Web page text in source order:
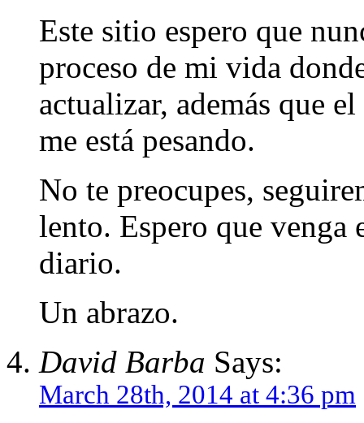
Este sitio espero que
proceso de mi vida
actualizar, además que
me está pesando.
No te preocupes,
lento. Espero que venga
diario.
Un abrazo.
David Barba Says:
March 28th, 2014 at 4:36 pm